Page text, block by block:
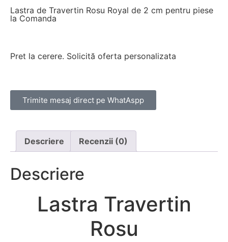
Lastra de Travertin Rosu Royal de 2 cm pentru piese
la Comanda
Pret la cerere. Solicită oferta personalizata
Trimite mesaj direct pe WhatAspp
Descriere Recenzii (0)
Descriere
Lastra Travertin
Rosu